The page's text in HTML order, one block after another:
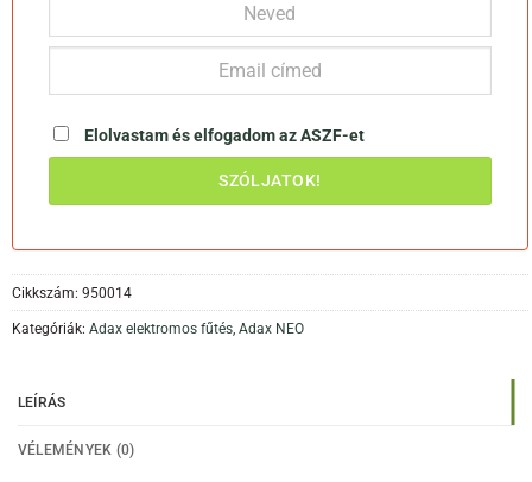
Elolvastam és elfogadom azASZF-et
Cikkszám: 950014
Kategóriák: Adax elektromos fűtés, Adax NEO
LEÍRÁS
VÉLEMÉNYEK (0)